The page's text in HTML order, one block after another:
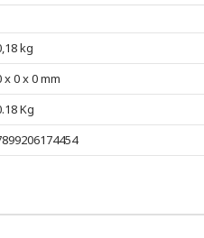
kg
x 0 x 0 mm
Kg